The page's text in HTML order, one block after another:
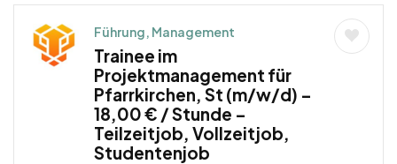
Führung, Management
Trainee im
Projektmanagement für
Pfarrkirchen, St (m/w/d) –
18,00 € / Stunde –
Teilzeitjob, Vollzeitjob,
Studentenjob